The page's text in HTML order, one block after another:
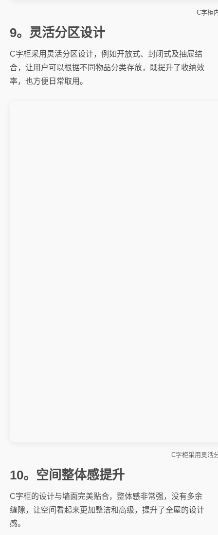
C字柜
9。灵活分区设计
C字柜采用灵活分区设计，例如开放式、封闭式及抽屉结
合，让用户可以根据不同物品分类存放，既提升了收纳效
率，也方便日常取用。
C字柜采用灵活
10。空间整体感提升
C字柜的设计与墙面完美贴合，整体感非常强，没有多余
缝隙，让空间看起来更加整洁和高级，提升了全屋的设计
感。